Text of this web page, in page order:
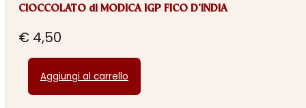
CIOCCOLATO di MODICA IGP FICO D’INDIA
€ 4,50
Aggiungi al carrello